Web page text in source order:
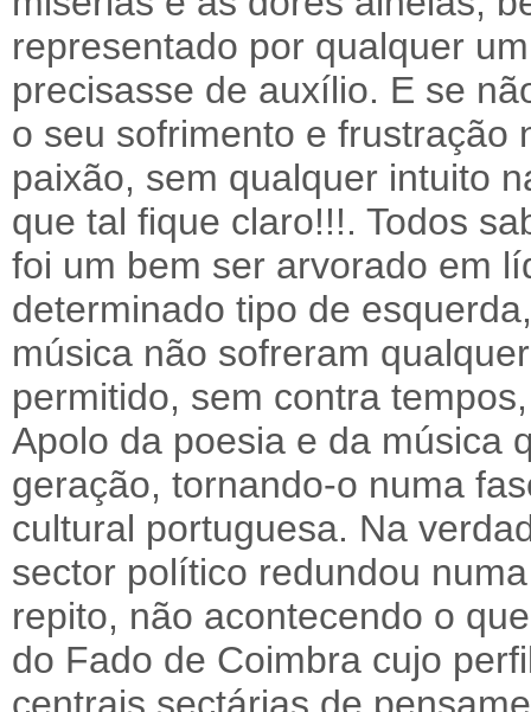
representado por qualquer
precisasse de auxílio. E se
o seu sofrimento e frustração
paixão, sem qualquer intuito
que tal fique claro!!!. Todos
foi um bem ser arvorado em
determinado tipo de
música não sofreram
permitido, sem contra
Apolo da poesia e da música
geração, tornando-o numa
cultural portuguesa. Na
sector político redundou
repito, não acontecendo o
do Fado de Coimbra cujo